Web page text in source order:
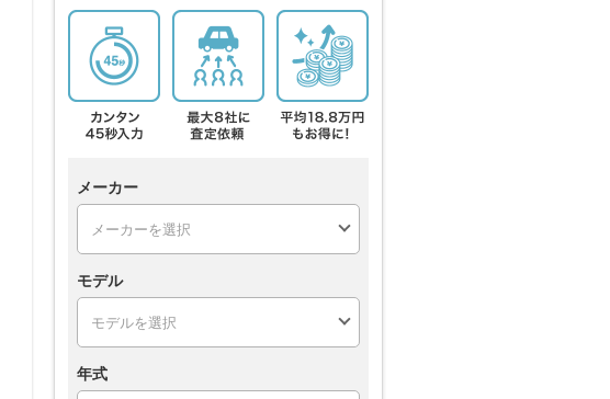
メーカー
モデル
年式